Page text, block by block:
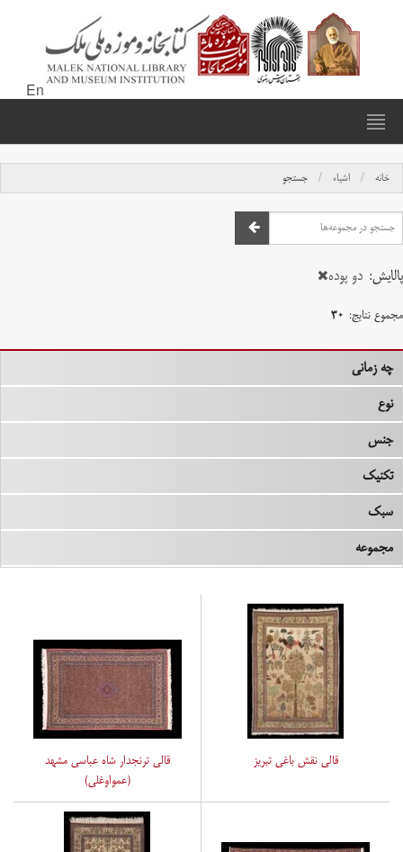
En
خانه اشیاء جستجو
پالایش: دو پوده
مجموع نتایج: ۳۰
چه زمانی
نوع
جنس
تکنیک
سبک
مجموعه
قالی نقش باغی تبریز
قالی ترنجدار شاه عباسی مشهد
(عمواوغلی)